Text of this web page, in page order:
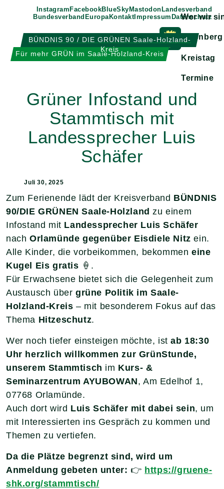
Inhalt
Instagram FacebookBlueSky Mastodon Landesverband
Bundesverband EuropaKontaktImpressum Datenschutz
BÜNDNIS 90 / DIE GRÜNEN Saale-Holzland-
Kreis
Für mehr GRÜN im Saale-Holzland-Kreis
Wer wir
Eisenberg
Zeige
Kreistag
Termine
Grüner Infostand und
Stammtisch mit
Landessprecher Luis
Schäfer
Juli 30, 2025
Zum Ferienende lädt der Kreisverband BÜNDNIS
90/DIE GRÜNEN Saale-Holzland zu einem
Infostand mit Landessprecher Luis Schäfer
nach Orlamünde gegenüber Eisdiele Nitz ein.
Alle Kinder, die vorbeikommen, bekommen eine
Kugel Eis gratis 🍦.
Für Erwachsene bietet sich die Gelegenheit zum
Austausch über grüne Politik im Saale-
Holzland-Kreis – mit besonderem Fokus auf das
Thema Hitzeschutz.
Wer noch tiefer einsteigen möchte, istab 18:30
Uhr herzlich willkommen zur GrünStunde,
unserem Stammtisch im Kurs- &
Seminarzentrum AYUBOWAN, Am Edelhof 1,
07768 Orlamünde.
Auch dort wird Luis Schäfer mit dabei sein, um
mit Interessierten ins Gespräch zu kommen und
Themen zu vertiefen.
Da die Plätze begrenzt sind, wird um
Anmeldung gebeten unter: 👉 https://gruene-
shk.org/stammtisch/